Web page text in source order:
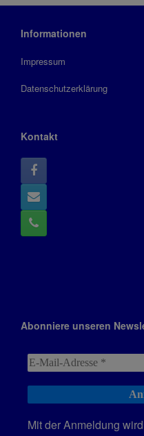
Informationen
Impressum
Datenschutzerklärung
Kontakt
Abonniere unseren
Mit der Anmeldung